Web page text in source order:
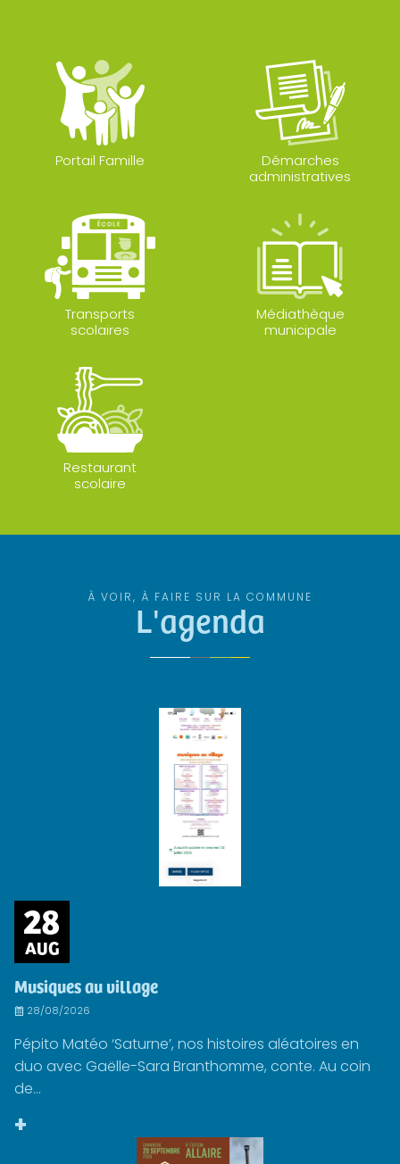
Portail Famille
Démarches
administratives
Transports
scolaires
Médiathèque
municipale
Restaurant
scolaire
À VOIR, À FAIRE SUR LA COMMUNE
L'agenda
28
AUG
Musiques au village
28/08/2026
Pépito Matéo ‘Saturne’, nos histoires aléatoires en
duo avec Gaëlle-Sara Branthomme, conte. Au coin
de...
+